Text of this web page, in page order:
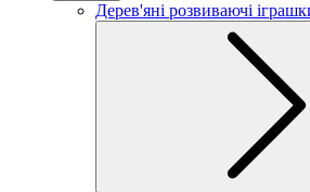
Дерев'яні розвиваючі